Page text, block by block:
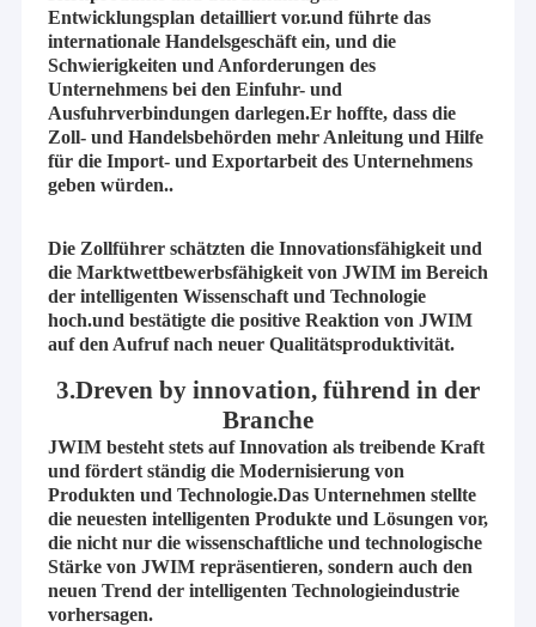
Entwicklungsplan detailliert vor.und führte das
internationale Handelsgeschäft ein, und die
Schwierigkeiten und Anforderungen des
Unternehmens bei den Einfuhr- und
Ausfuhrverbindungen darlegen.Er hoffte, dass die
Zoll- und Handelsbehörden mehr Anleitung und Hilfe
für die Import- und Exportarbeit des Unternehmens
geben würden..
Die Zollführer schätzten die Innovationsfähigkeit und
die Marktwettbewerbsfähigkeit von JWIM im Bereich
der intelligenten Wissenschaft und Technologie
hoch.und bestätigte die positive Reaktion von JWIM
auf den Aufruf nach neuer Qualitätsproduktivität.
3.Dreven by innovation, führend in der
Branche
JWIM besteht stets auf Innovation als treibende Kraft
und fördert ständig die Modernisierung von
Produkten und Technologie.Das Unternehmen stellte
die neuesten intelligenten Produkte und Lösungen vor,
die nicht nur die wissenschaftliche und technologische
Stärke von JWIM repräsentieren, sondern auch den
neuen Trend der intelligenten Technologieindustrie
vorhersagen.